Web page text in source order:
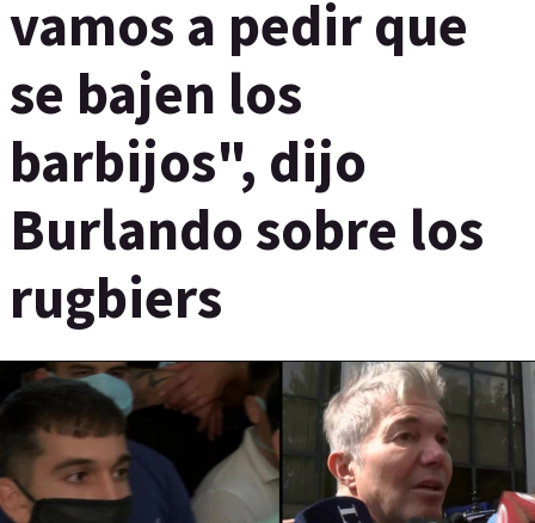
vamos a pedir que
se bajen los
barbijos", dijo
Burlando sobre los
rugbiers